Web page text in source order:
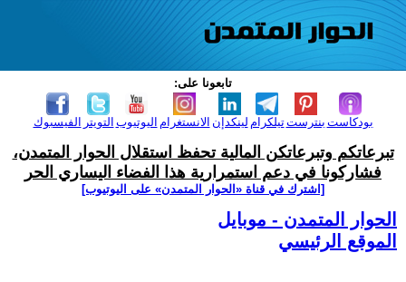
تابعونا على:
الفيسبوك التويتر اليوتيوب الانستغرام لينكدإن تيلكرامبنترست بودكاست
تبرعاتكم وتبرعاتكن المالية تحفظ استقلال الحوار المتمدن،
فشاركونا في دعم استمرارية هذا الفضاء اليساري الحر
[اشترك في قناة ‫«الحوار المتمدن» على اليوتيوب]
الحوار المتمدن - موبايل
الموقع الرئيسي